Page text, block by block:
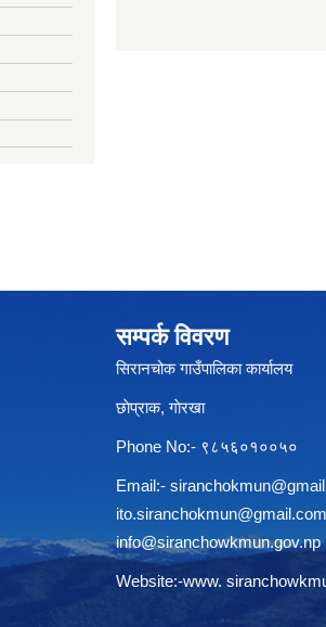
सम्पर्क विवरण
सिरानचोक गाउँपालिका कार्यालय
छाेप्राक, गाेरखा
Phone No:- ९८५६०१००५०
Email:-
ito.siranchokmun@gmail.com
info@siranchowkmun.gov.np
Website:-www.